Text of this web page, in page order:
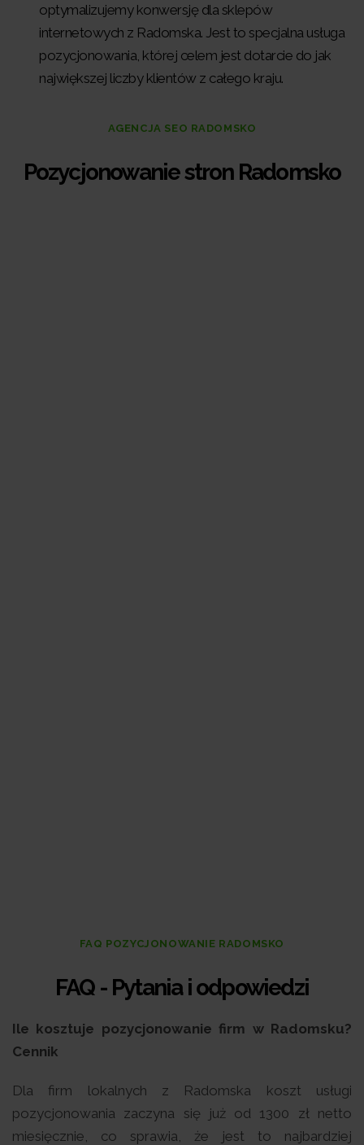
optymalizujemy konwersję dla sklepów
internetowych z Radomska. Jest to specjalna usługa
pozycjonowania, której celem jest dotarcie do jak
największej liczby klientów z całego kraju.
AGENCJA SEO RADOMSKO
Pozycjonowanie stron Radomsko
FAQ POZYCJONOWANIE RADOMSKO
FAQ - Pytania i odpowiedzi
Ile kosztuje pozycjonowanie firm w Radomsku?
Cennik
Dla firm lokalnych z Radomska koszt usługi
pozycjonowania zaczyna się już od 1300 zł netto
miesięcznie, co sprawia, że jest to najbardziej